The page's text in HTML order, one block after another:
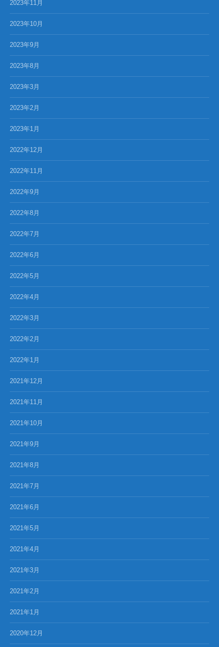
2023年11月
2023年10月
2023年9月
2023年8月
2023年3月
2023年2月
2023年1月
2022年12月
2022年11月
2022年9月
2022年8月
2022年7月
2022年6月
2022年5月
2022年4月
2022年3月
2022年2月
2022年1月
2021年12月
2021年11月
2021年10月
2021年9月
2021年8月
2021年7月
2021年6月
2021年5月
2021年4月
2021年3月
2021年2月
2021年1月
2020年12月